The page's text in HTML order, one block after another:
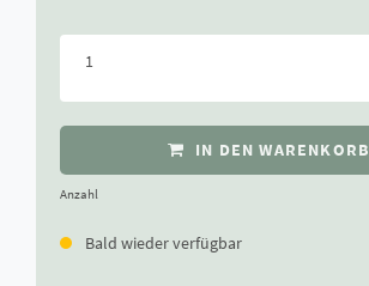
IN DEN WARENKORB
Anzahl
Bald wieder verfügbar